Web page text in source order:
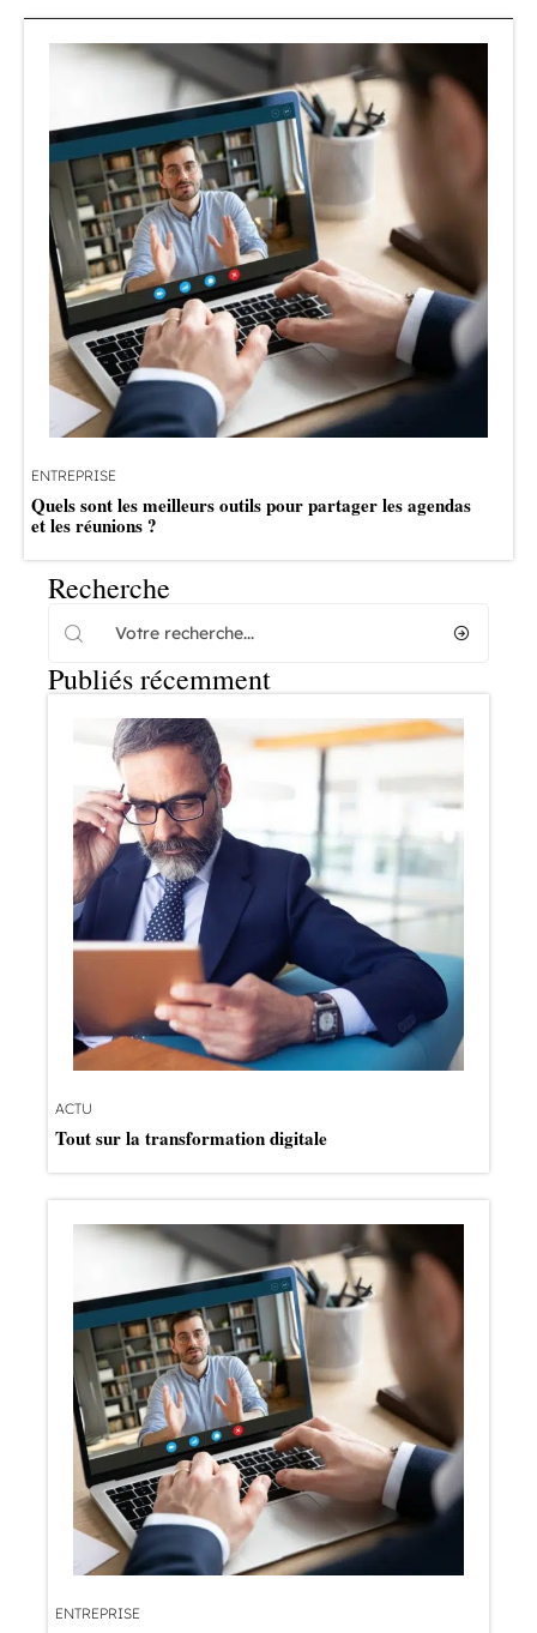
ENTREPRISE
Quels sont les meilleurs outils pour partager les agendas
et les réunions ?
Recherche
Publiés récemment
ACTU
Tout sur la transformation digitale
ENTREPRISE